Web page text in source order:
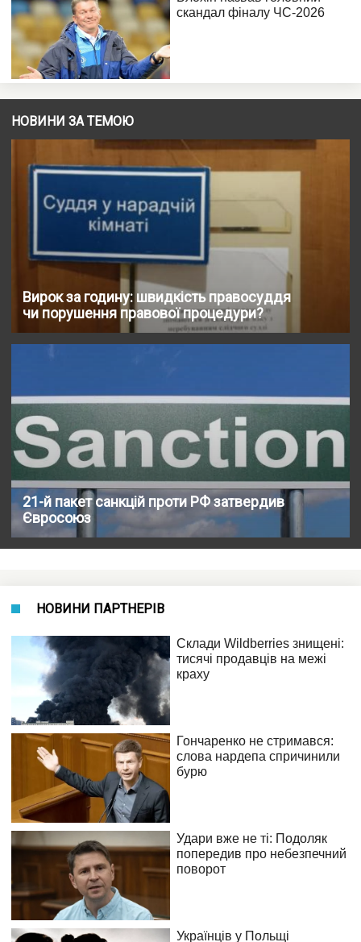
НОВИНИ ЗА ТЕМОЮ
Вирок за годину: швидкість правосуддя
чи порушення правової процедури?
21-й пакет санкцій проти РФ затвердив
Євросоюз
НОВИНИ ПАРТНЕРІВ